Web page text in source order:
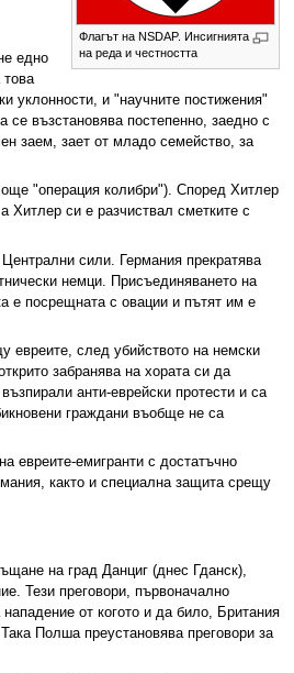
Флагът на NSDAP. Инсигнията
на реда и честността
едно
това
уклонности, и "научните постижения"
възстановява постепенно, заедно с
заем, зает от младо семейство, за
"операция колибри"). Според Хитлер
Хитлер си е разчиствал сметките с
сили. Германия прекратява
немци. Присъединяването на
е посрещната с овации и пътят им е
евреите, след убийството на немски
забранява на хората си да
анти-еврейски протести и са
граждани въобще не са
евреите-емигранти с достатъчно
както и специална защита срещу
на град Данциг (днес Гданск),
Тези преговори, първоначално
от когото и да било, Британия
Полша преустановява преговори за